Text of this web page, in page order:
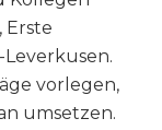
Erste
vorlegen,
umsetzen.